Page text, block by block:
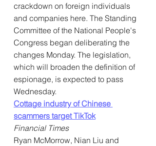
crackdown on foreign individuals
and companies here. The Standing
Committee of the National People's
Congress began deliberating the
changes Monday. The legislation,
which will broaden the definition of
espionage, is expected to pass
Wednesday.
Cottage industry of Chinese
scammers target TikTok
Financial Times
Ryan McMorrow, Nian Liu and